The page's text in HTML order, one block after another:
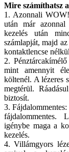
Mire számíthatsz
1. Azonnali
után már azonnal
kezelés után
számlapját, majd
kontaktlencse
2.
mint amennyit
költenél. A lézeres
megtérül.
biztosít.
3.
fájdalommentes.
igénybe maga a
kezelés.
4. Villámgyors